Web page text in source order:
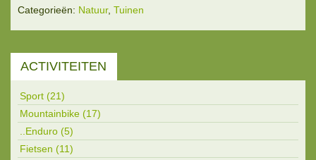
Categorieën: Natuur, Tuinen
ACTIVITEITEN
Sport (21)
Mountainbike (17)
..Enduro (5)
Fietsen (11)